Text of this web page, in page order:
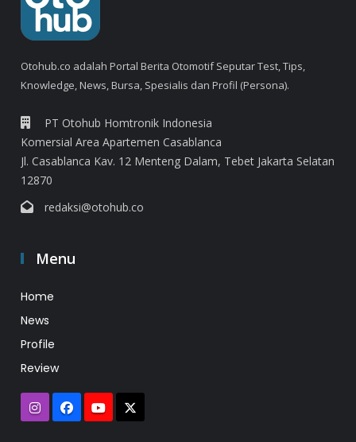
Otohub.co adalah Portal Berita Otomotif Seputar Test, Tips,
Knowledge, News, Bursa, Spesialis dan Profil (Persona).
PT Otohub Homtronik Indonesia
Komersial Area Apartemen Casablanca
Jl. Casablanca Kav. 12 Menteng Dalam, Tebet Jakarta Selatan
12870
redaksi@otohub.co
Menu
Home
News
Profile
Review